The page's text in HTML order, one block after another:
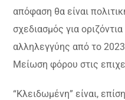
απόφαση θα είναι
σχεδιασμός για
αλληλεγγύης από το
Μείωση φόρου στις
“Κλειδωμένη” είναι,